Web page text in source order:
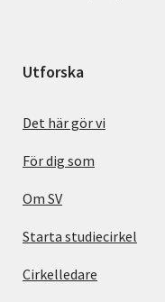
Utforska
Det här gör vi
För dig som
Om SV
Starta studiecirkel
Cirkelledare